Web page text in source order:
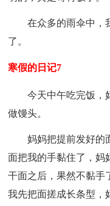
在众多的雨伞中，
了。
寒假的日记7
今天中午吃完饭，
做馒头。
妈妈把提前发好的
面把我的手黏住了，妈
干面之后，果然不黏手
我先把面搓成长条型，